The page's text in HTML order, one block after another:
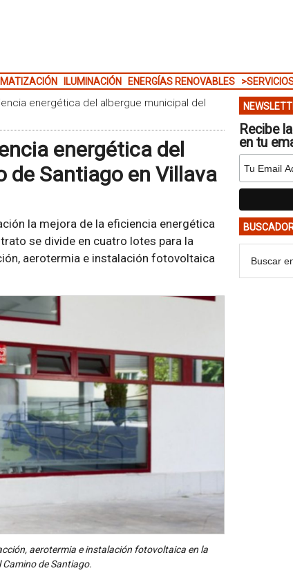
ILUMINACIÓN ENERGÍAS RENOVABLES
energética del albergue municipal del
energética del
de Santiago en Villava
la mejora de la eficiencia energética
se divide en cuatro lotes para la
aerotermia e instalación fotovoltaica
aerotermia e instalación fotovoltaica en la
de Santiago.
Recibe
en tu